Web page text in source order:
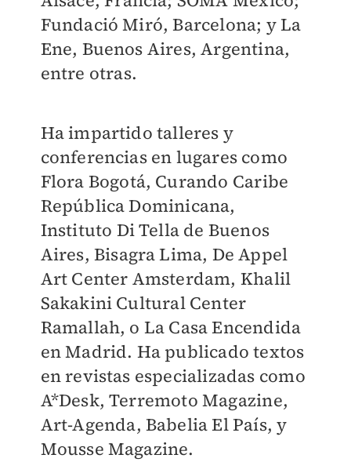
Fundació Miró, Barcelona; y La
Ene, Buenos Aires, Argentina,
entre otras.
Ha impartido talleres y
conferencias en lugares como
Flora Bogotá, Curando Caribe
República Dominicana,
Instituto Di Tella de Buenos
Aires, Bisagra Lima, De Appel
Art Center Amsterdam, Khalil
Sakakini Cultural Center
Ramallah, o La Casa Encendida
en Madrid. Ha publicado textos
en revistas especializadas como
A*Desk, Terremoto Magazine,
Art-Agenda, Babelia El País, y
Mousse Magazine.